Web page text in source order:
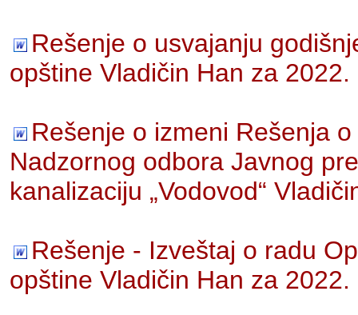
Rešenje o usvajanju
opštine Vladičin Han za 2022.
Rešenje o izmeni Rešenja
Nadzornog odbora Javnog
kanalizaciju „Vodovod“
Rešenje - Izveštaj o radu
opštine Vladičin Han za 2022.